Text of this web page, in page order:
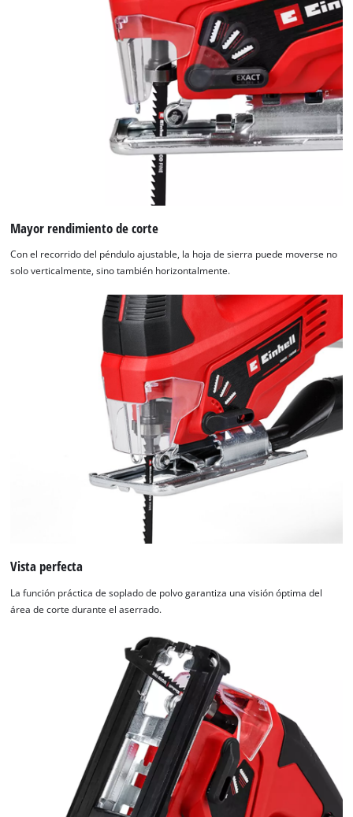
Mayor rendimiento de corte
Con el recorrido del péndulo ajustable, la hoja de sierra puede moverse no
solo verticalmente, sino también horizontalmente.
Vista perfecta
La función práctica de soplado de polvo garantiza una visión óptima del
área de corte durante el aserrado.